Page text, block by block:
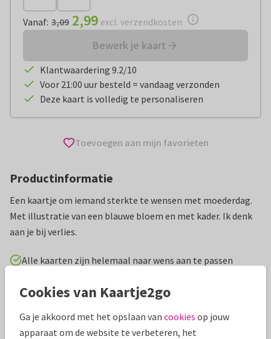
Vanaf: 3,09 2,99 excl. verzendkosten
Bewerk je kaart
Klantwaardering 9.2/10
Voor 21:00 uur besteld = vandaag verzonden
Deze kaart is volledig te personaliseren
Toevoegen aan mijn favorieten
Productinformatie
Een kaartje om iemand sterkte te wensen met moederdag.
Met illustratie van een blauwe bloem en met kader. Ik denk
aan je bij verlies.
Alle kaarten zijn helemaal naar wens aan te passen
Moederdag kaarten Rosemarijn
Specificaties bij deze kaart
Cookies van Kaartje2go
Ga je akkoord met het opslaan van cookies op jouw
apparaat om de website te verbeteren, het